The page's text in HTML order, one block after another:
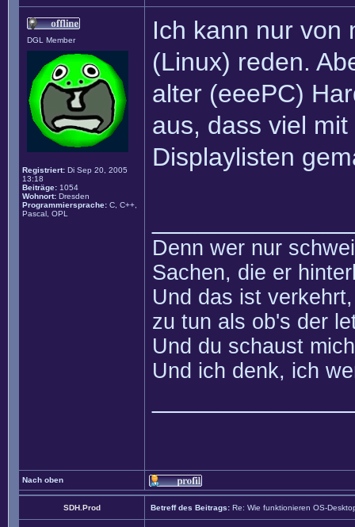
DGL Member
Registriert: Di Sep 20, 2005
13:18
Beiträge: 1054
Wohnort: Dresden
Programmiersprache: C, C++,
Pascal, OPL
Ich kann nur von
(Linux) reden.
alter (eeePC)
aus, dass viel
Displaylisten
Denn wer nur
Sachen, die er
Und das ist
zu tun als ob's der
Und du schaust
Und ich denk, ich
Nach oben
SDH.Prod Betreff des Beitrags: Re: Wie funktionieren OS-